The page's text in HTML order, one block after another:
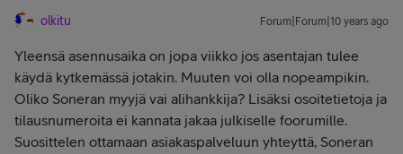
olkitu Forum|Forum|10 years ago
Yleensä asennusaika on jopa viikko jos asentajan tulee
käydä kytkemässä jotakin. Muuten voi olla nopeampikin.
Oliko Soneran myyjä vai alihankkija? Lisäksi osoitetietoja ja
tilausnumeroita ei kannata jakaa julkiselle foorumille.
Suosittelen ottamaan asiakaspalveluun yhteyttä, Soneran